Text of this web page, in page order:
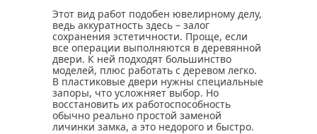
Этот вид работ подобен ювелирному делу,
ведь аккуратность здесь – залог
сохранения эстетичности. Проще, если
все операции выполняются в деревянной
двери. К ней подходят большинство
моделей, плюс работать с деревом легко.
В пластиковые двери нужны специальные
запоры, что усложняет выбор. Но
восстановить их работоспособность
обычно реально простой заменой
личинки замка, а это недорого и быстро.